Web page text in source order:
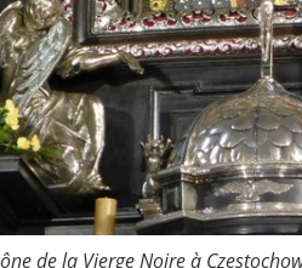
de la Vierge Noire à